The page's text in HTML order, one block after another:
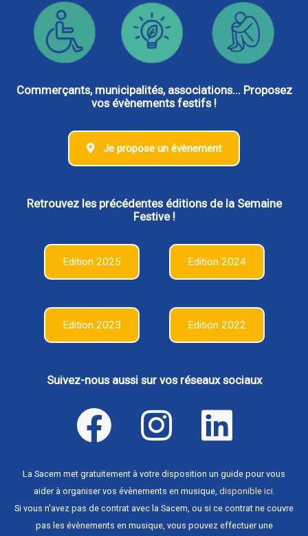
Commerçants, municipalités, associations... Proposez
vos évènements festifs !
Je propose un évènement
Retrouvez les précédentes éditions de la Semaine
Festive !
Edition 2025 Edition 2024
Edition 2023 Edition 2022
Suivez-nous aussi sur vos réseaux sociaux
La Sacem met gratuitement à votre disposition un guide pour vous
aider à organiser vos évènements en musique, disponible ici.
Si vous n'avez pas de contrat avec la Sacem, ou si ce contrat ne couvre
pas les évènements en musique, vous pouvez effectuer une